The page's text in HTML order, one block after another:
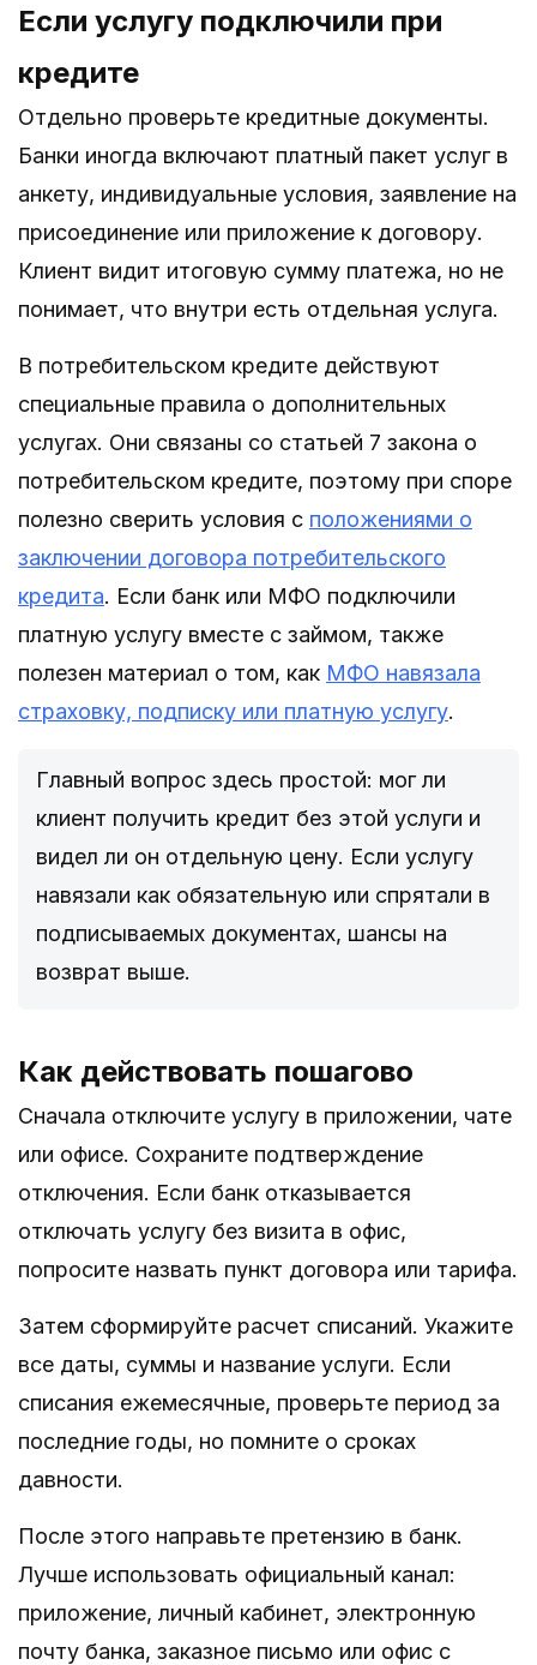
Если услугу подключили при
кредите
Отдельно проверьте кредитные документы.
Банки иногда включают платный пакет услуг в
анкету, индивидуальные условия, заявление на
присоединение или приложение к договору.
Клиент видит итоговую сумму платежа, но не
понимает, что внутри есть отдельная услуга.
В потребительском кредите действуют
специальные правила о дополнительных
услугах. Они связаны со статьей 7 закона о
потребительском кредите, поэтому при споре
полезно сверить условия с положениями о
заключении договора потребительского
кредита. Если банк или МФО подключили
платную услугу вместе с займом, также
полезен материал о том, как МФО навязала
страховку, подписку или платную услугу.
Главный вопрос здесь простой: мог ли
клиент получить кредит без этой услуги и
видел ли он отдельную цену. Если услугу
навязали как обязательную или спрятали в
подписываемых документах, шансы на
возврат выше.
Как действовать пошагово
Сначала отключите услугу в приложении, чате
или офисе. Сохраните подтверждение
отключения. Если банк отказывается
отключать услугу без визита в офис,
попросите назвать пункт договора или тарифа.
Затем сформируйте расчет списаний. Укажите
все даты, суммы и название услуги. Если
списания ежемесячные, проверьте период за
последние годы, но помните о сроках
давности.
После этого направьте претензию в банк.
Лучше использовать официальный канал:
приложение, личный кабинет, электронную
почту банка, заказное письмо или офис с